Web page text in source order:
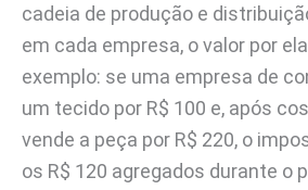
cadeia de produção e
em cada empresa, o valor por
exemplo: se uma empresa de
um tecido por R$ 100 e, após
vende a peça por R$ 220, o
os R$ 120 agregados durante o